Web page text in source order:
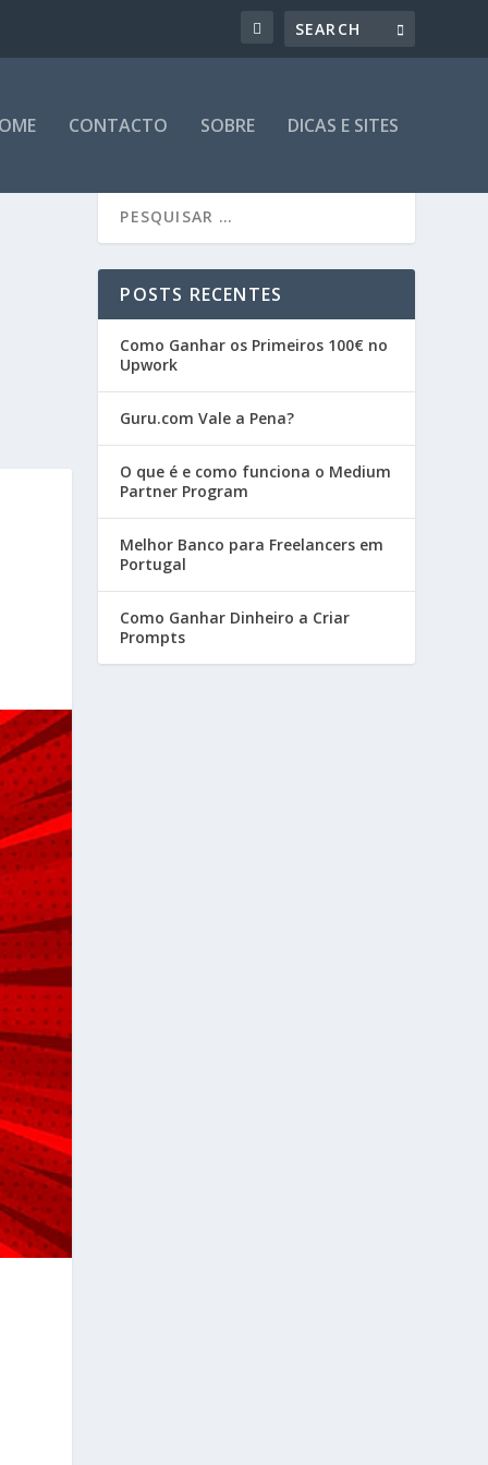
CONTACTO SOBRE DICAS E SITES
POSTS RECENTES
Como Ganhar os Primeiros 100€ no
Upwork
Guru.com Vale a Pena?
O que é e como funciona o Medium
Partner Program
Melhor Banco para Freelancers em
Portugal
Como Ganhar Dinheiro a Criar
Prompts